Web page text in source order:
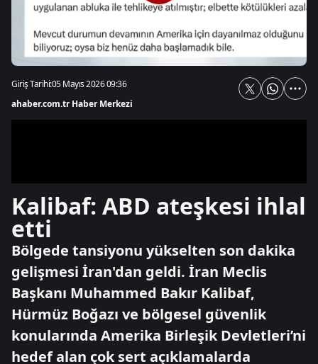
Giriş Tarihi:05 Mayıs 2026 09:36
ahaber.com.tr Haber Merkezi
Kalibaf: ABD ateşkesi ihlal
etti
Bölgede tansiyonu yükselten son dakika
gelişmesi İran'dan geldi. İran Meclis
Başkanı Muhammed Bakır Kalibaf,
Hürmüz Boğazı ve bölgesel güvenlik
konularında Amerika Birleşik Devletleri’ni
hedef alan çok sert açıklamalarda